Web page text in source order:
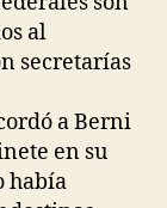
al
secretarías
a Berni
en su
había